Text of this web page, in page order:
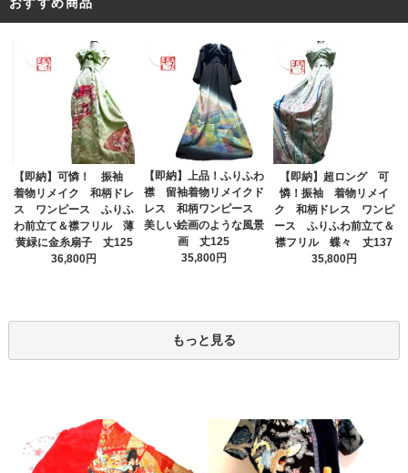
おすすめ商品
【即納】可憐！ 振袖
着物リメイク 和柄ドレ
ス ワンピース ふりふ
わ前立て＆襟フリル 薄
黄緑に金糸扇子 丈125
36,800円
【即納】上品！ふりふわ
襟 留袖着物リメイクド
レス 和柄ワンピース
美しい絵画のような風景
画 丈125
35,800円
【即納】超ロング 可
憐！振袖 着物リメイ
ク 和柄ドレス ワンピ
ース ふりふわ前立て＆
襟フリル 蝶々 丈137
35,800円
もっと見る